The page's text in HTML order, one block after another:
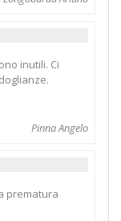
inutili. Ci
Pinna Angelo
prematura